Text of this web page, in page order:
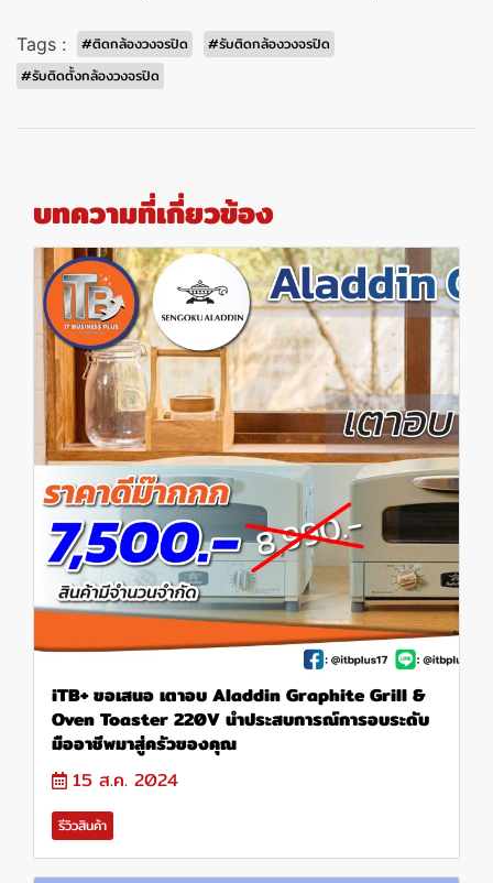
Tags : #ติดกล้องวงจรปิด
#รับติดกล้องวงจรปิด
#รับติดตั้งกล้องวงจรปิด
บทความที่เกี่ยวข้อง
iTB+ ขอเสนอ เตาอบ Aladdin Graphite Grill &
Oven Toaster 220V นำประสบการณ์การอบระดับ
มืออาชีพมาสู่ครัวของคุณ
15 ส.ค. 2024
รีวิวสินค้า